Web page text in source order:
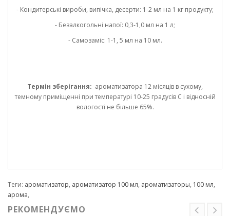
- Кондитерські вироби, випічка, десерти: 1-2 мл на 1 кг продукту;
- Безалкогольні напої: 0,3-1,0 мл на 1 л;
- Самозаміс: 1-1, 5 мл на 10 мл.
Термін зберігання: ароматизатора 12 місяців в сухому,
темному приміщенні при температурі 10-25 градусів С і відносній
вологості не більше 65%.
Теги: ароматизатор, ароматизатор 100 мл, ароматизаторы, 100 мл,
арома,
РЕКОМЕНДУЄМО